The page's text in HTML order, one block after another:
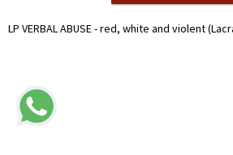
LP VERBAL ABUSE - red, white and violent